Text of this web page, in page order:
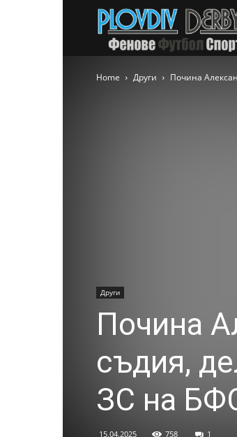
Home Други Почина
Други
Почина
съдия,
ЗС на
15.04.2025 758 1